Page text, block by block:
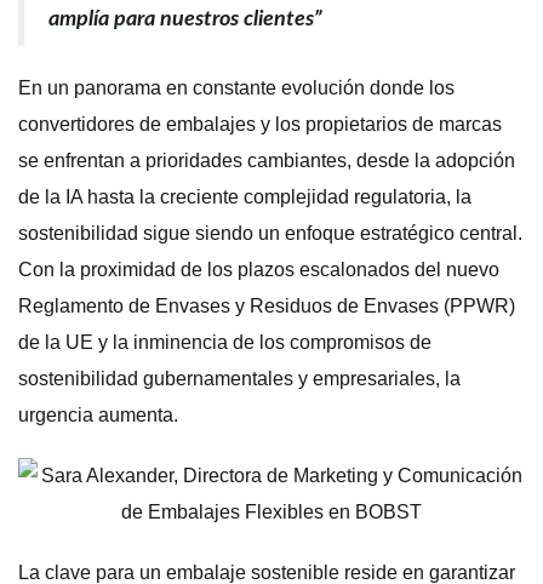
amplía para nuestros clientes”
En un panorama en constante evolución donde los
convertidores de embalajes y los propietarios de marcas
se enfrentan a prioridades cambiantes, desde la adopción
de la IA hasta la creciente complejidad regulatoria, la
sostenibilidad sigue siendo un enfoque estratégico central.
Con la proximidad de los plazos escalonados del nuevo
Reglamento de Envases y Residuos de Envases (PPWR)
de la UE y la inminencia de los compromisos de
sostenibilidad gubernamentales y empresariales, la
urgencia aumenta.
La clave para un embalaje sostenible reside en garantizar